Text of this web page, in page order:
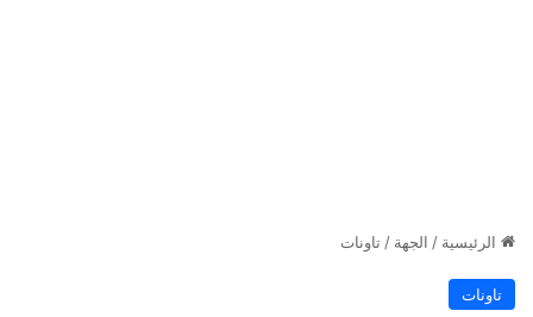
الرئيسية / الجهة / تاونات
تاونات